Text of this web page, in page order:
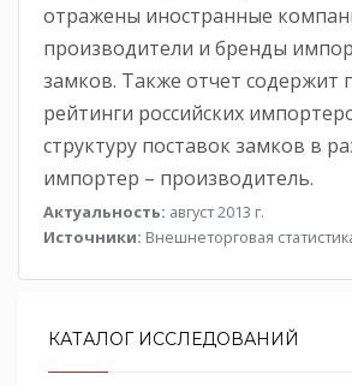
отражены иностранные
производители и бренды
замков. Также отчет содержит
рейтинги российских
структуру поставок замков в
импортер – производитель.
Актуальность: август 2013 г.
Источники: Внешнеторговая
КАТАЛОГ ИССЛЕДОВАНИЙ